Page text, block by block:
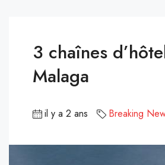
3 chaînes
Malaga
il y a 2 ans Breaking